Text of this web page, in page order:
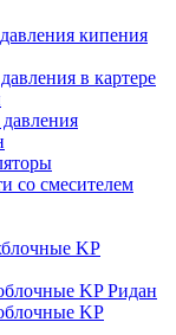
кипения
в картере
со смесителем
KP
KP Ридан
KP